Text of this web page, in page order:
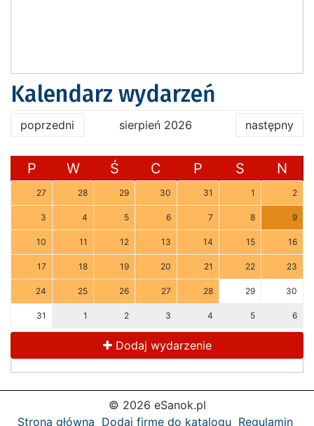
Kalendarz wydarzeń
poprzedni sierpień 2026 następny
P W Ś C P S N
27 28 29 30 31 1 2
3 4 5 6 7 8 9
10 11 12 13 14 15 16
17 18 19 20 21 22 23
24 25 26 27 28 29 30
31 1 2 3 4 5 6
Dodaj wydarzenie
© 2026 eSanok.pl
Strona główna Dodaj firmę do katalogu Regulamin